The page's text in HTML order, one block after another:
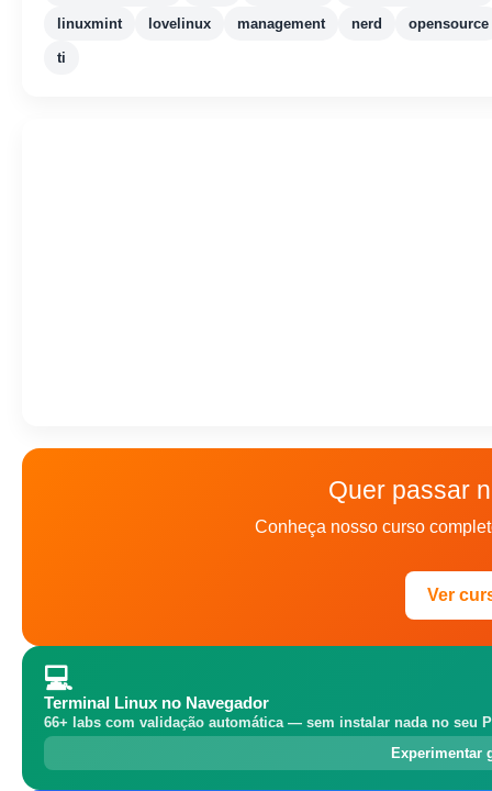
linuxmint lovelinux management nerd opensource
ti
Quer passar
Conheça nosso curso
Ver
💻
Terminal Linux no Navegador
66+ labs com validação automática — sem instalar nada no seu
Experimentar